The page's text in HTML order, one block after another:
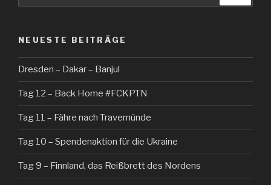
NEUESTE BEITRÄGE
Dresden – Dakar – Banjul
Tag 12 – Back Home #FCKPTN
Tag 11 – Fähre nach Travemünde
Tag 10 – Spendenaktion für die Ukraine
Tag 9 – Finnland, das Reißbrett des Nordens